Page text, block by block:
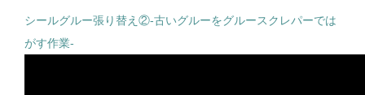
シールグルー張り替え②-古いグルーをグルースクレパーでは
がす作業-